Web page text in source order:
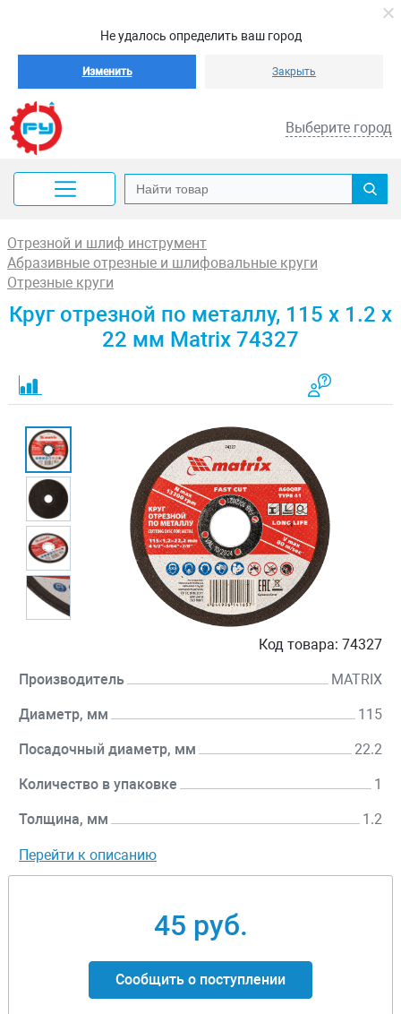
Не удалось определить ваш город
Изменить Закрыть
Выберите город
Отрезной и шлиф инструмент
Абразивные отрезные и шлифовальные круги
Отрезные круги
Круг отрезной по металлу, 115 х 1.2 х
22 мм Matrix 74327
Код товара: 74327
Производитель MATRIX
Диаметр, мм 115
Посадочный диаметр, мм 22.2
Количество в упаковке 1
Толщина, мм 1.2
Перейти к описанию
45 руб.
Сообщить о поступлении